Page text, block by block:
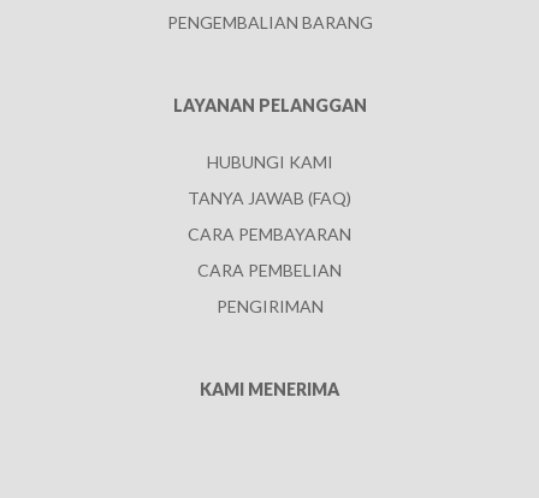
PENGEMBALIAN BARANG
LAYANAN PELANGGAN
HUBUNGI KAMI
TANYA JAWAB (FAQ)
CARA PEMBAYARAN
CARA PEMBELIAN
PENGIRIMAN
KAMI MENERIMA